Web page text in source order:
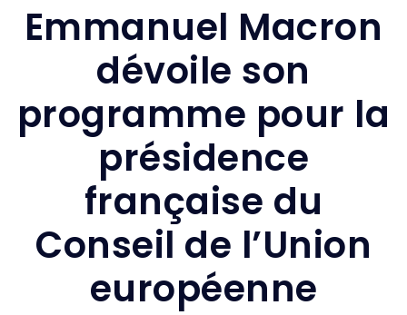
Emmanuel Macron
dévoile son
programme pour la
présidence
française du
Conseil de l’Union
européenne